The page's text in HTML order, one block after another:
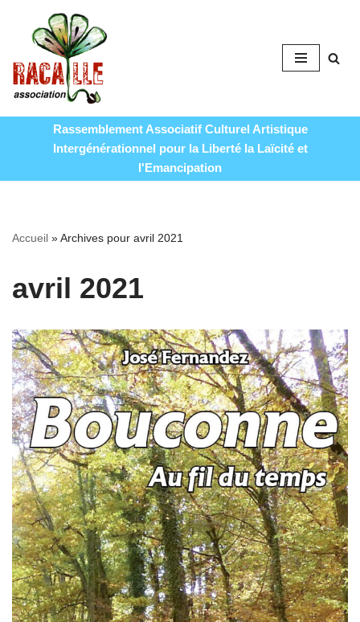
Aller
au
contenu
Rassemblement Associatif Culturel Artistique
Intergénérationnel pour la Liberté la Laïcité et
l'Emancipation
Accueil »Archives pour avril 2021
avril 2021